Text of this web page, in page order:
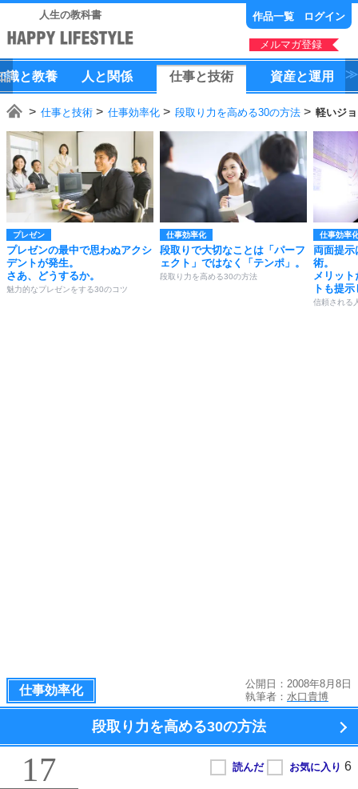
人生の教科書 作品一覧 ログイン
メルマガ登録
識と教養 人 と 関係 仕事と技術 資産と運用
仕事と技術 仕事効率化 段取り力を高める30の方法 軽いジ
プレゼン
プレゼンの最中で思わぬアクシ
デントが発生。
さあ、どうするか。
魅力的なプレゼンをする30のコツ
仕事効率化
段取りで大切なことは「パーフ
ェクト」ではなく「テンポ」。
段取り力を高める30の方法
仕事効率
両面提示
術。
メリッ
トも提
信頼される
仕事効率化
公開日：2008年8月8日
執筆者： 水口貴博
段取り力を高める30の方法
17